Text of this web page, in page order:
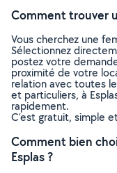
Comment trouver
Vous cherchez une
Sélectionnez
postez votre
proximité de votre
relation avec toutes
et particuliers, à
rapidement.
C’est gratuit, simple
Comment bien
Esplas ?